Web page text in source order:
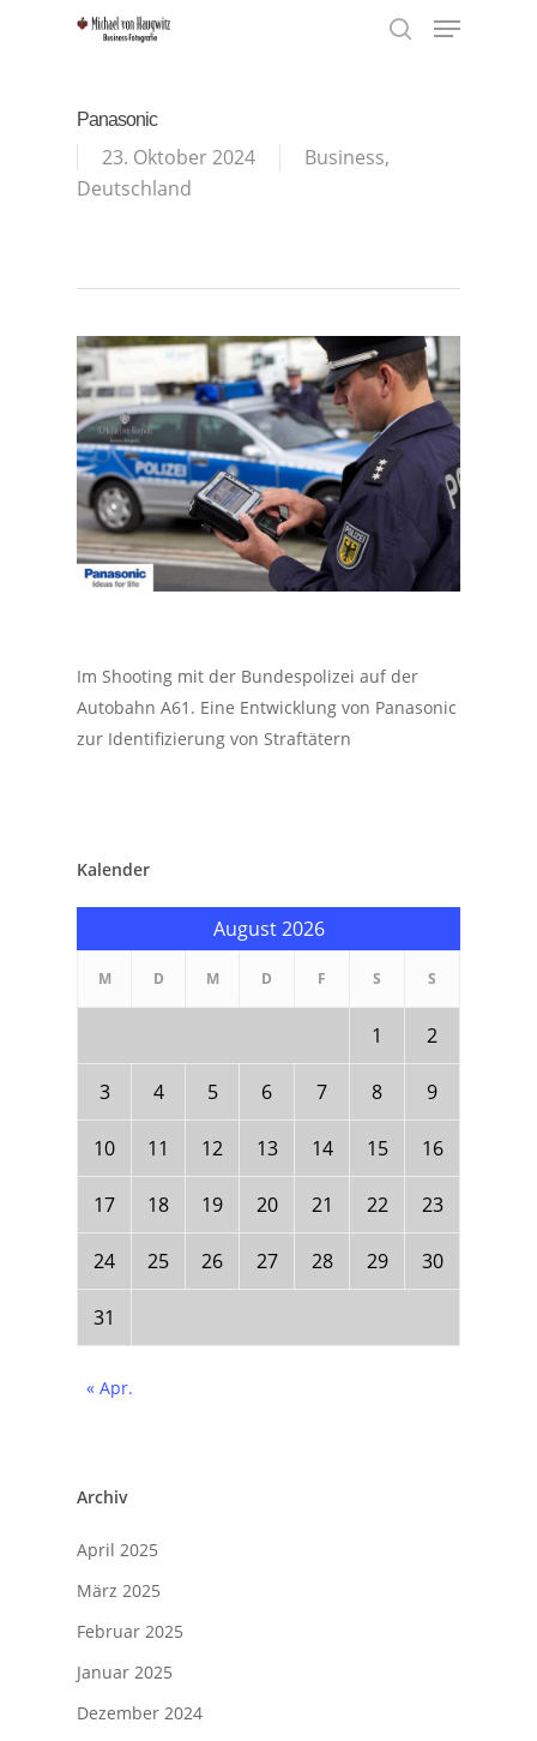
Menu
Panasonic
23. Oktober 2024 Business,
Deutschland
Im Shooting mit der Bundespolizei auf der
Autobahn A61. Eine Entwicklung von Panasonic
zur Identifizierung von Straftätern
Kalender
August 2026
M D M D F S S
1 2
3 4 5 6 7 8 9
10 11 12 13 14 15 16
17 18 19 20 21 22 23
24 25 26 27 28 29 30
31
« Apr.
Archiv
April 2025
März 2025
Februar 2025
Januar 2025
Dezember 2024